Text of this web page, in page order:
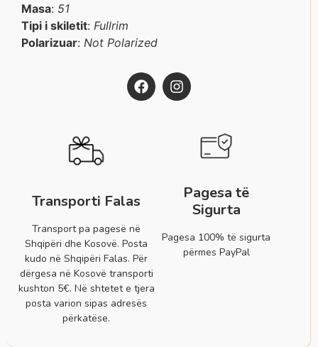
Masa: 51
Tipi i skiletit: Fullrim
Polarizuar: Not Polarized
Transporti Falas
Transport pa pagesë në
Shqipëri dhe Kosovë. Posta
kudo në Shqipëri Falas. Për
dërgesa në Kosovë transporti
kushton 5€. Në shtetet e tjera
posta varion sipas adresës
përkatëse.
Pagesa të
Sigurta
Pagesa 100% të sigurta
përmes PayPal